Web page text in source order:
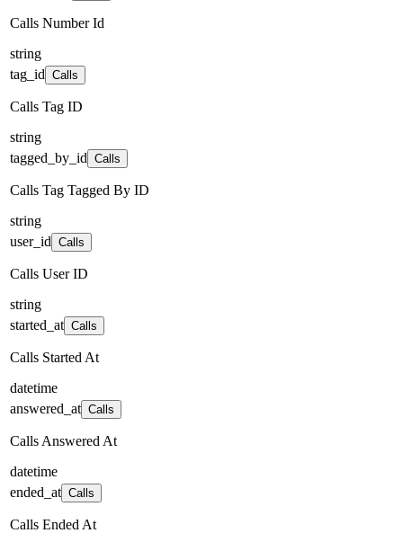
Calls Number Id
string
tag_id Calls
Calls Tag ID
string
tagged_by_id Calls
Calls Tag Tagged By ID
string
user_id Calls
Calls User ID
string
started_at Calls
Calls Started At
datetime
answered_at Calls
Calls Answered At
datetime
ended_at Calls
Calls Ended At